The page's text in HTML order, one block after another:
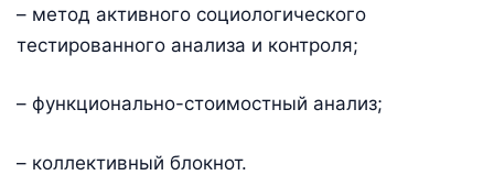
– метод активного социологического
тестированного анализа и контроля;
– функционально-стоимостный анализ;
– коллективный блокнот.